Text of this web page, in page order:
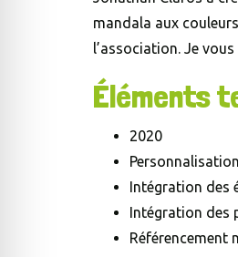
mandala aux
l’association. Je
Éléments
2020
Intégration des
Intégration des
Référencement